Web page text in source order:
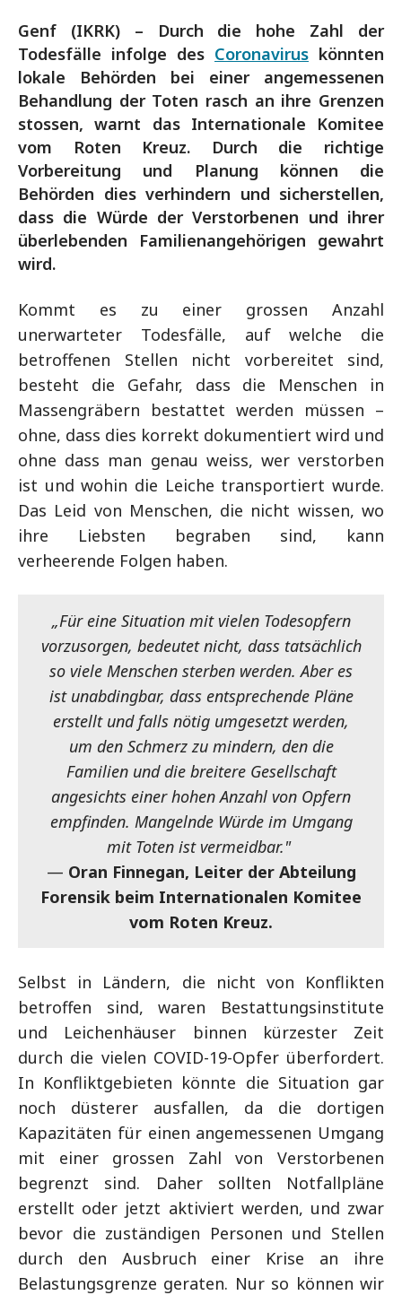
Genf (IKRK) – Durch die hohe Zahl der
Todesfälle infolge des Coronavirus könnten
lokale Behörden bei einer angemessenen
Behandlung der Toten rasch an ihre Grenzen
stossen, warnt das Internationale Komitee
vom Roten Kreuz. Durch die richtige
Vorbereitung und Planung können die
Behörden dies verhindern und sicherstellen,
dass die Würde der Verstorbenen und ihrer
überlebenden Familienangehörigen gewahrt
wird.
Kommt es zu einer grossen Anzahl
unerwarteter Todesfälle, auf welche die
betroffenen Stellen nicht vorbereitet sind,
besteht die Gefahr, dass die Menschen in
Massengräbern bestattet werden müssen –
ohne, dass dies korrekt dokumentiert wird und
ohne dass man genau weiss, wer verstorben
ist und wohin die Leiche transportiert wurde.
Das Leid von Menschen, die nicht wissen, wo
ihre Liebsten begraben sind, kann
verheerende Folgen haben.
„Für eine Situation mit vielen Todesopfern
vorzusorgen, bedeutet nicht, dass tatsächlich
so viele Menschen sterben werden. Aber es
ist unabdingbar, dass entsprechende Pläne
erstellt und falls nötig umgesetzt werden,
um den Schmerz zu mindern, den die
Familien und die breitere Gesellschaft
angesichts einer hohen Anzahl von Opfern
empfinden. Mangelnde Würde im Umgang
mit Toten ist vermeidbar."
— Oran Finnegan, Leiter der Abteilung
Forensik beim Internationalen Komitee
vom Roten Kreuz.
Selbst in Ländern, die nicht von Konflikten
betroffen sind, waren Bestattungsinstitute
und Leichenhäuser binnen kürzester Zeit
durch die vielen COVID-19-Opfer überfordert.
In Konfliktgebieten könnte die Situation gar
noch düsterer ausfallen, da die dortigen
Kapazitäten für einen angemessenen Umgang
mit einer grossen Zahl von Verstorbenen
begrenzt sind. Daher sollten Notfallpläne
erstellt oder jetzt aktiviert werden, und zwar
bevor die zuständigen Personen und Stellen
durch den Ausbruch einer Krise an ihre
Belastungsgrenze geraten. Nur so können wir